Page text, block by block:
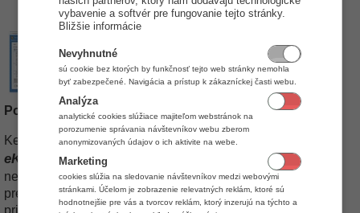
Popis základných nastavení
Keď vyberiete typ zariadeniaNineDigit - iKelp Portos
eKasa
, zobrazí sa viacero nastavení. V tomto návode
nebudeme opisovať všetky nastavenia. Odporúčame Vám
prejsť si tento návod a následne si prejsť všetky nastavenia
priamo v aplikácii POS Manažér a prečítať si vysvetľujúce
vybavenie a softvér pre fungovanie tejto stránky.
Bližšie informácie
Nevyhnutné
sú cookie bez ktorých by funkčnosť tejto web stránky nemohla
byť zabezpečené. Navigácia a prístup k zákazníckej časti webu.
Analýza
analytické cookies slúžiace majiteľom webstránok na
porozumenie správania návštevníkov webu zberom
anonymizovaných údajov o ich aktivite na webe.
Marketing
cookies slúžia na sledovanie návštevníkov medzi webovými
stránkami. Účelom je zobrazenie relevatných reklám, ktoré sú
hodnotnejšie pre vás a tvorcov reklám, ktorý inzerujú na týchto a